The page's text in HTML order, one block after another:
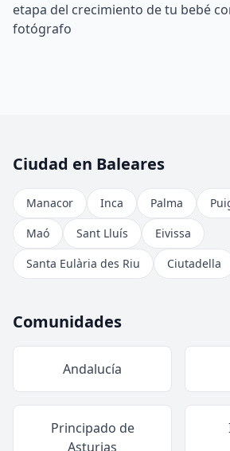
etapa del crecimiento de tu bebé
fotógrafo
Ciudad en Baleares
Manacor Inca Palma
Maó
Sant Lluís
Eivissa
Santa Eulària des Riu
Ciutadella
Comunidades
Andalucía
Principado de
Asturias